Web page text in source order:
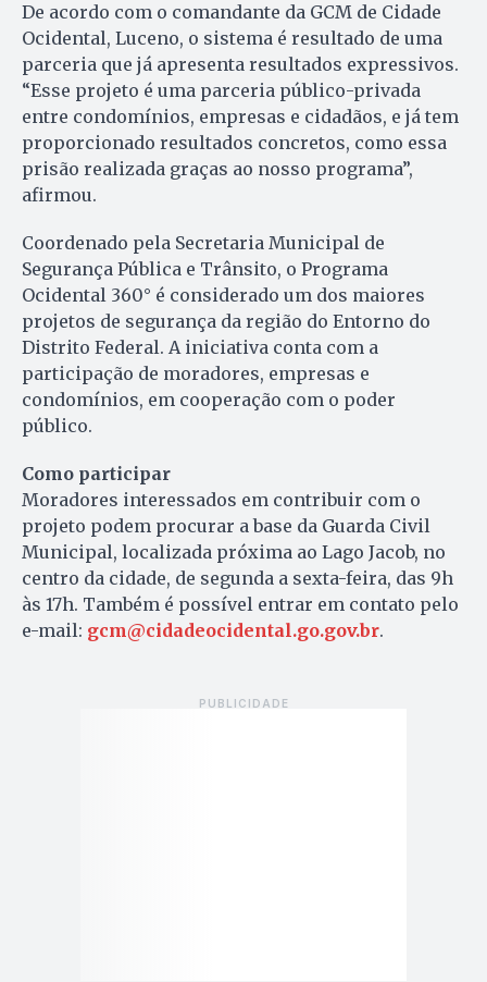
De acordo com o comandante da GCM de Cidade
Ocidental, Luceno, o sistema é resultado de uma
parceria que já apresenta resultados expressivos.
“Esse projeto é uma parceria público-privada
entre condomínios, empresas e cidadãos, e já tem
proporcionado resultados concretos, como essa
prisão realizada graças ao nosso programa”,
afirmou.
Coordenado pela Secretaria Municipal de
Segurança Pública e Trânsito, o Programa
Ocidental 360° é considerado um dos maiores
projetos de segurança da região do Entorno do
Distrito Federal. A iniciativa conta com a
participação de moradores, empresas e
condomínios, em cooperação com o poder
público.
Como participar
Moradores interessados em contribuir com o
projeto podem procurar a base da Guarda Civil
Municipal, localizada próxima ao Lago Jacob, no
centro da cidade, de segunda a sexta-feira, das 9h
às 17h. Também é possível entrar em contato pelo
e-mail: gcm@cidadeocidental.go.gov.br.